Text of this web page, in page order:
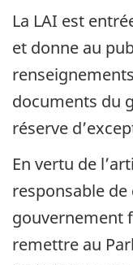
La LAI est
et donne au
documents du
réserve
En vertu de
responsable
gouvernement
remettre au